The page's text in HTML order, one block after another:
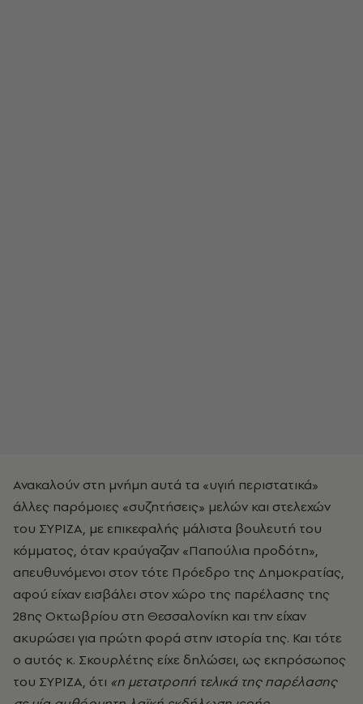
Ανακαλούν στη μνήμη αυτά τα «υγιή περιστατικά»
άλλες παρόμοιες «συζητήσεις» μελών και στελεχών
του ΣΥΡΙΖΑ, με επικεφαλής μάλιστα βουλευτή του
κόμματος, όταν κραύγαζαν «Παπούλια προδότη»,
απευθυνόμενοι στον τότε Πρόεδρο της Δημοκρατίας,
αφού είχαν εισβάλει στον χώρο της παρέλασης της
28ης Οκτωβρίου στη Θεσσαλονίκη και την είχαν
ακυρώσει για πρώτη φορά στην ιστορία της. Και τότε
ο αυτός κ. Σκουρλέτης είχε δηλώσει, ως εκπρόσωπος
του ΣΥΡΙΖΑ, ότι «η μετατροπή τελικά της παρέλασης